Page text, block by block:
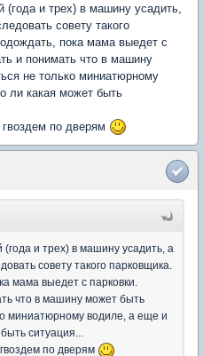
и трех) в машину усадить,
совету такого
пока мама выедет с
и понимать что в машину
не только миниатюрному
ли какая может быть
по дверям
и трех) в машину усадить, а
совету такого парковщика.
мама выедет с парковки.
что в машину может быть
миниатюрному водиле, а еще и
ситуация...
по дверям